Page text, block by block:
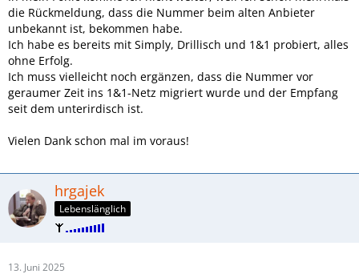
die Rückmeldung, dass die Nummer beim alten Anbieter
unbekannt ist, bekommen habe.
Ich habe es bereits mit Simply, Drillisch und 1&1 probiert, alles
ohne Erfolg.
Ich muss vielleicht noch ergänzen, dass die Nummer vor
geraumer Zeit ins 1&1-Netz migriert wurde und der Empfang
seit dem unterirdisch ist.
Vielen Dank schon mal im voraus!
hrgajek
Lebenslänglich
13. Juni 2025